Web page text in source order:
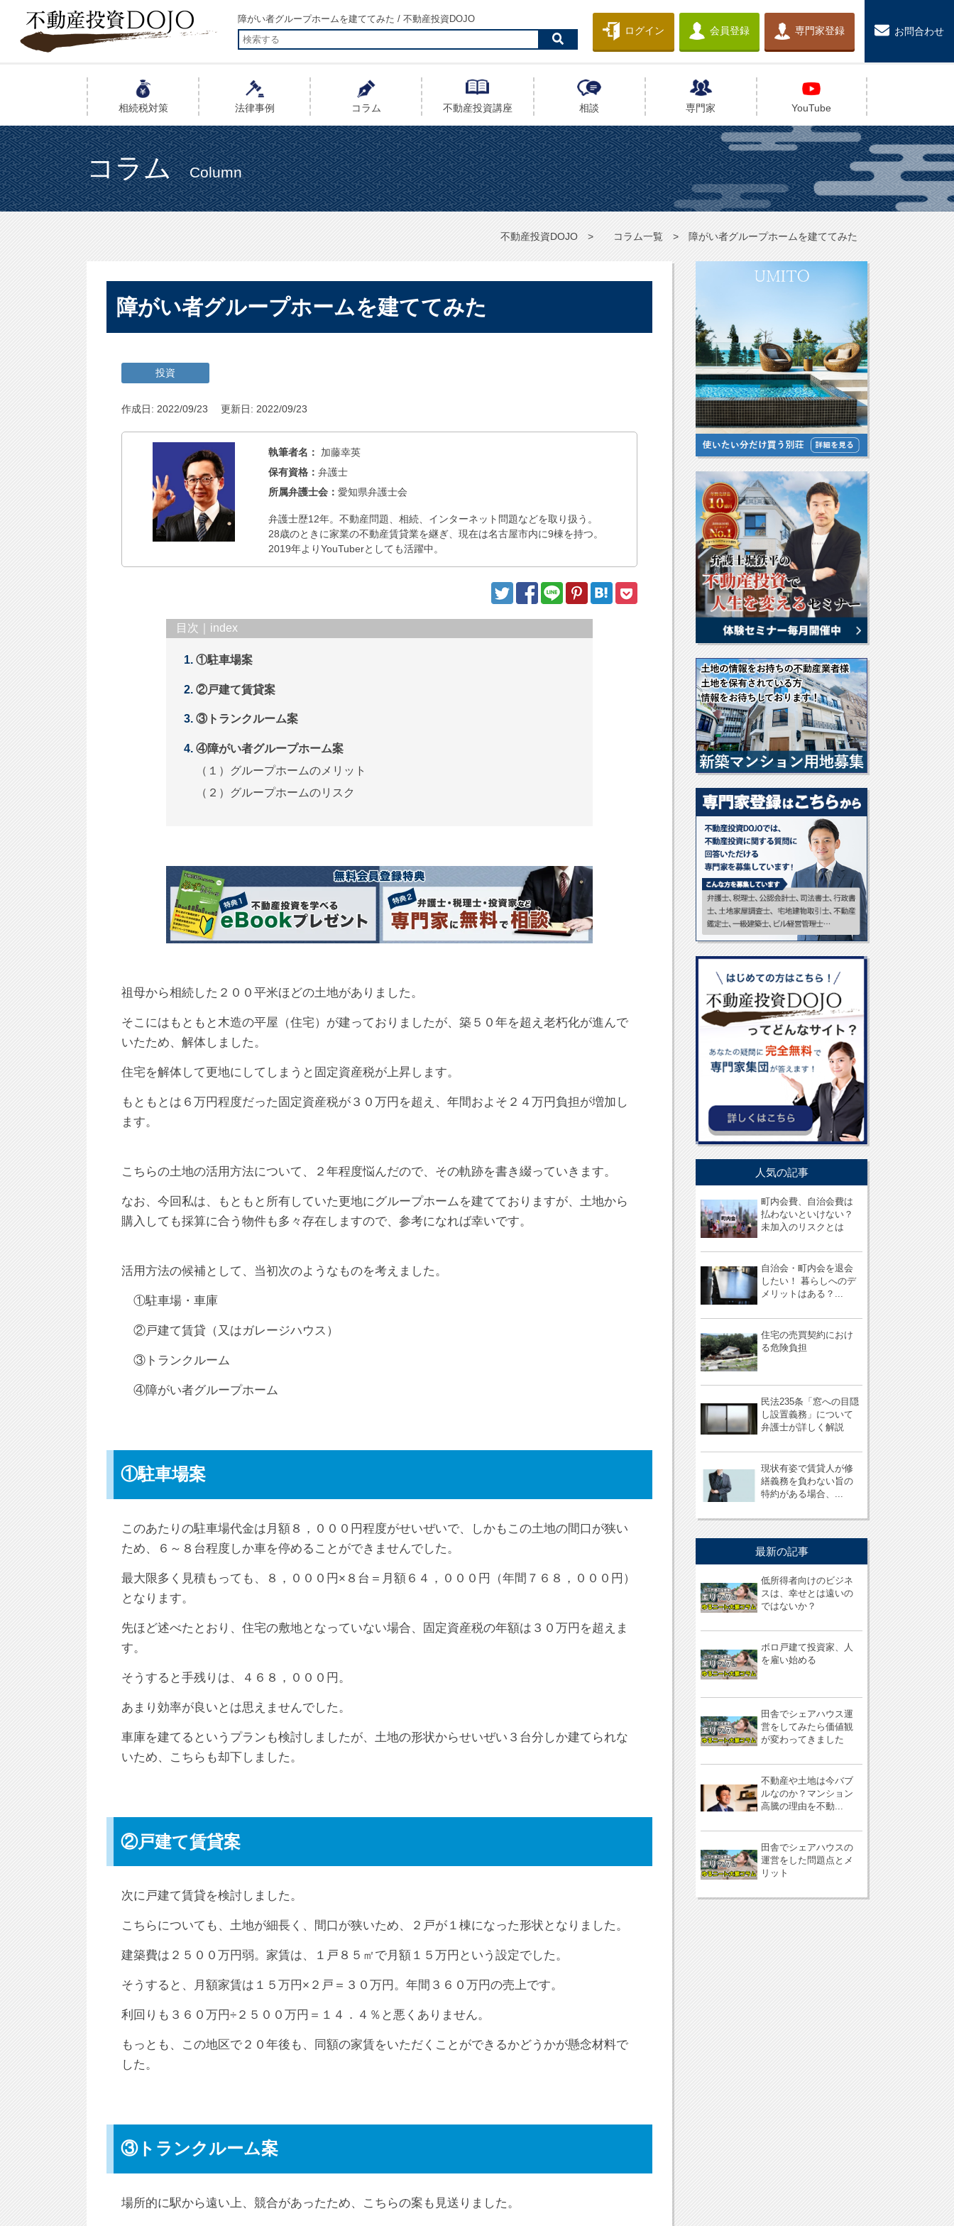
障がい者グループホームを建ててみた / 不動産投資DOJO
ログイン 会員登録 専門家登録 お問合わせ
相続税対策 法律事例 コラム 不動産投資講座 相談 専門家 YouTube
コラム Column
不動産投資DOJO コラム一覧 障がい者グループホームを建ててみた
障がい者グループホームを建ててみた
投資
作成日: 2022/09/23 更新日: 2022/09/23
執筆者名： 加藤幸英
保有資格：弁護士
所属弁護士会：愛知県弁護士会
弁護士歴12年。不動産問題、相続、インターネット問題などを取り扱う。
28歳のときに家業の不動産賃貸業を継ぎ、現在は名古屋市内に9棟を持つ。
2019年よりYouTuberとしても活躍中。
目次｜index
①駐車場案
②戸建て賃貸案
③トランクルーム案
④障がい者グループホーム案
（１）グループホームのメリット
（２）グループホームのリスク
祖母から相続した２００平米ほどの土地がありました。
そこにはもともと木造の平屋（住宅）が建っておりましたが、築５０年を超え老朽化が進んで
いたため、解体しました。
住宅を解体して更地にしてしまうと固定資産税が上昇します。
もともとは６万円程度だった固定資産税が３０万円を超え、年間およそ２４万円負担が増加し
ます。
こちらの土地の活用方法について、２年程度悩んだので、その軌跡を書き綴っていきます。
なお、今回私は、もともと所有していた更地にグループホームを建てておりますが、土地から
購入しても採算に合う物件も多々存在しますので、参考になれば幸いです。
活用方法の候補として、当初次のようなものを考えました。
①駐車場・車庫
②戸建て賃貸（又はガレージハウス）
③トランクルーム
④障がい者グループホーム
①駐車場案
このあたりの駐車場代金は月額８，０００円程度がせいぜいで、しかもこの土地の間口が狭い
ため、６～８台程度しか車を停めることができませんでした。
最大限多く見積もっても、８，０００円×８台＝月額６４，０００円（年間７６８，０００円）
となります。
先ほど述べたとおり、住宅の敷地となっていない場合、固定資産税の年額は３０万円を超えま
す。
そうすると手残りは、４６８，０００円。
あまり効率が良いとは思えませんでした。
車庫を建てるというプランも検討しましたが、土地の形状からせいぜい３台分しか建てられな
いため、こちらも却下しました。
②戸建て賃貸案
次に戸建て賃貸を検討しました。
こちらについても、土地が細長く、間口が狭いため、２戸が１棟になった形状となりました。
建築費は２５００万円弱。家賃は、１戸８５㎡で月額１５万円という設定でした。
そうすると、月額家賃は１５万円×２戸＝３０万円。年間３６０万円の売上です。
利回りも３６０万円÷２５００万円＝１４．４％と悪くありません。
もっとも、この地区で２０年後も、同額の家賃をいただくことができるかどうかが懸念材料で
した。
③トランクルーム案
場所的に駅から遠い上、競合があったため、こちらの案も見送りました。
人気の記事
町内会費、自治会費は
払わないといけない？
未加入のリスクとは
自治会・町内会を退会
したい！ 暮らしへのデ
メリットはある？...
住宅の売買契約におけ
る危険負担
民法235条「窓への目隠
し設置義務」について
弁護士が詳しく解説
現状有姿で賃貸人が修
繕義務を負わない旨の
特約がある場合、...
最新の記事
低所得者向けのビジネ
スは、幸せとは遠いの
ではないか？
ボロ戸建て投資家、人
を雇い始める
田舎でシェアハウス運
営をしてみたら価値観
が変わってきました
不動産や土地は今バブ
ルなのか？マンション
高騰の理由を不動...
田舎でシェアハウスの
運営をした問題点とメ
リット